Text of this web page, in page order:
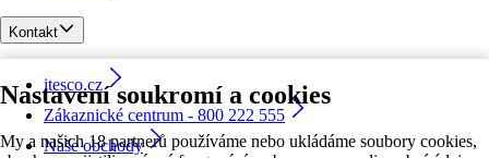
Nastavení soukromí a cookies
My a našich 18 partnerů používáme nebo ukládáme soubory cookies,
Kontakt
itesco.cz
Zákaznické centrum - 800 222 555
Naše obchody